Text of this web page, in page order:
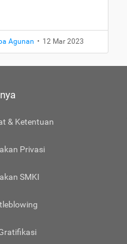
Agunan • 12 Mar 2023
& Ketentuan
Privasi
SMKI